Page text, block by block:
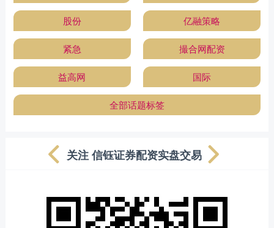
股份 亿融策略
紧急 撮合网配资
益高网 国际
全部话题标签
关注 信钰证券配资实盘交易